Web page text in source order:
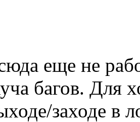
еще не
багов. Для
заходе в